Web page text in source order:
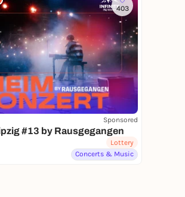
403
Sponsored
#13 by Rausgegangen
Lottery
Concerts & Music